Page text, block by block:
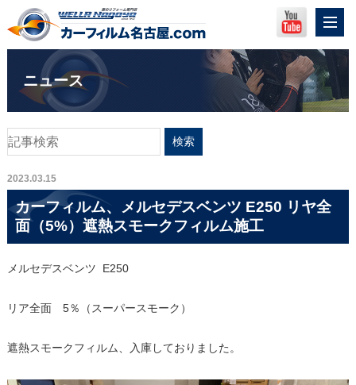
ニュース
2023.03.15
カーフィルム、メルセデスベンツ E250 リヤ全
面（5%）遮熱スモークフィルム施工
メルセデスベンツ E250
リア全面 5％（スーパースモーク）
遮熱スモークフィルム、入庫しておりました。